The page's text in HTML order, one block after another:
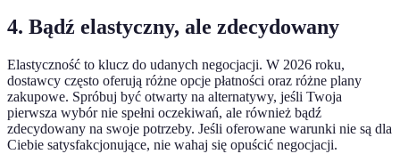
4. Bądź elastyczny, ale zdecydowany
Elastyczność to klucz do udanych negocjacji. W 2026 roku,
dostawcy często oferują różne opcje płatności oraz różne plany
zakupowe. Spróbuj być otwarty na alternatywy, jeśli Twoja
pierwsza wybór nie spełni oczekiwań, ale również bądź
zdecydowany na swoje potrzeby. Jeśli oferowane warunki nie są dla
Ciebie satysfakcjonujące, nie wahaj się opuścić negocjacji.